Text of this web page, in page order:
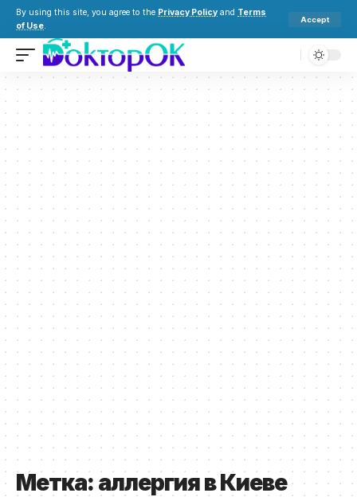
By using this site, you agree to the Privacy Policy and Terms
of Use.
Accept
Метка: аллергия в Киеве